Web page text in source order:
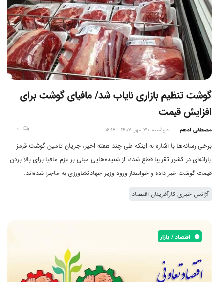
گوشت تنظیم بازاری نایاب شد/ مافیای گوشت برای
افزایش قیمت
مصطفی ادهم دوشنبه 30 مهر 1403 - 16:16 0
برخی رسانه‌ها با اشاره به اینکه طی چند هفته اخیر، جریان تامین گوشت قرمز
یارانه‌ای در کشور تقریبا قطع شده، از شنیده‌هایی مبنی بر عزم مافیا برای بالا بردن
قیمت گوشت خبر داده و خواستار ورود وزیر جهادکشاورزی به ماجرا شده‌اند.
آژانس خبری کارآفرینان اقتصاد
اقتصاد / بازار